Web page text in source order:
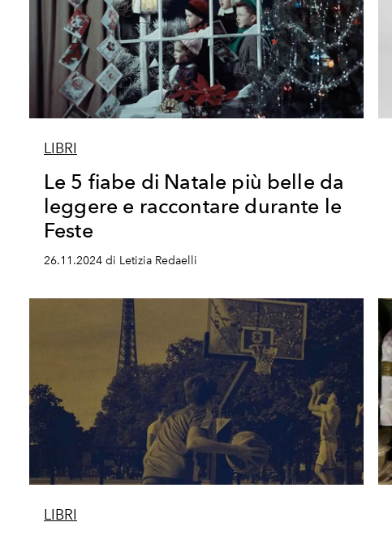
LIBRI
Le 5 fiabe di Natale più belle da
leggere e raccontare durante le
Feste
26.11.2024 di Letizia Redaelli
LIBRI